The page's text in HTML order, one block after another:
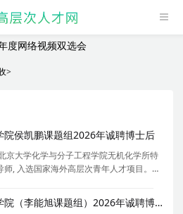
>
侯凯鹏课题组2026年诚聘博士后
京大学化学与分子工程学院无机化学所特
, 入选国家海外高层次青年人才项目。本
坡国立大学联合培养项目，指导老师是
Yip Fan 教授。2
北京大学化学与分子工程学院（李能旭课题组）2026年诚聘博士后